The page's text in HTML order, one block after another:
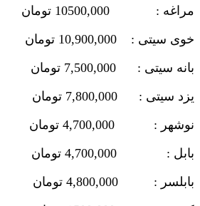
مراغه : 10500,000 تومان
خوی سیتی : 10,900,000 تومان
بانه سیتی : 7,500,000 تومان
یزد سیتی : 7,800,000 تومان
نوشهر : 4,700,000 تومان
بابل : 4,700,000 تومان
بابلسر : 4,800,000 تومان